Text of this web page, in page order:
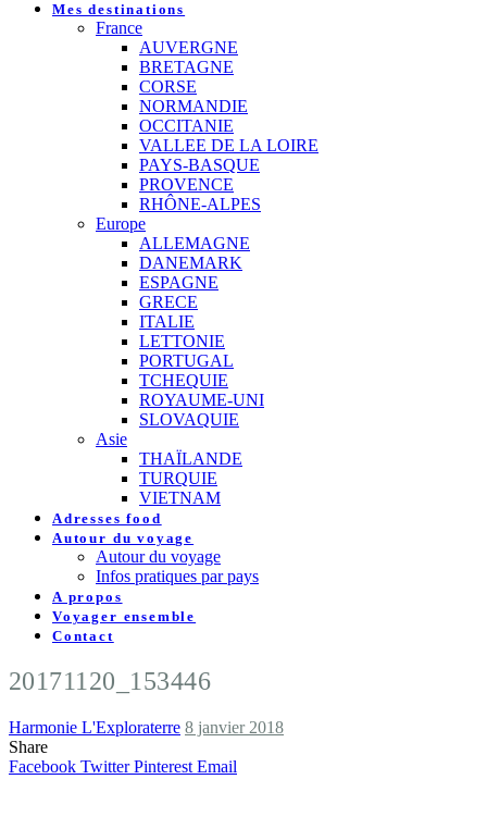
Mes destinations
France
AUVERGNE
BRETAGNE
CORSE
NORMANDIE
OCCITANIE
VALLEE DE LA LOIRE
PAYS-BASQUE
PROVENCE
RHÔNE-ALPES
Europe
ALLEMAGNE
DANEMARK
ESPAGNE
GRECE
ITALIE
LETTONIE
PORTUGAL
TCHEQUIE
ROYAUME-UNI
SLOVAQUIE
Asie
THAÏLANDE
TURQUIE
VIETNAM
Adresses food
Autour du voyage
Autour du voyage
Infos pratiques par pays
A propos
Voyager ensemble
Contact
20171120_153446
Harmonie L'Exploraterre 8 janvier 2018
Share
Facebook Twitter Pinterest Email